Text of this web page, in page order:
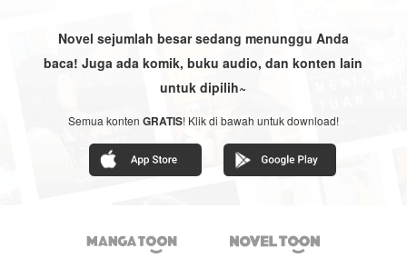
Novel sejumlah besar sedang menunggu Anda
baca! Juga ada komik, buku audio, dan konten lain
untuk dipilih~
Semua konten GRATIS! Klik di bawah untuk download!
 